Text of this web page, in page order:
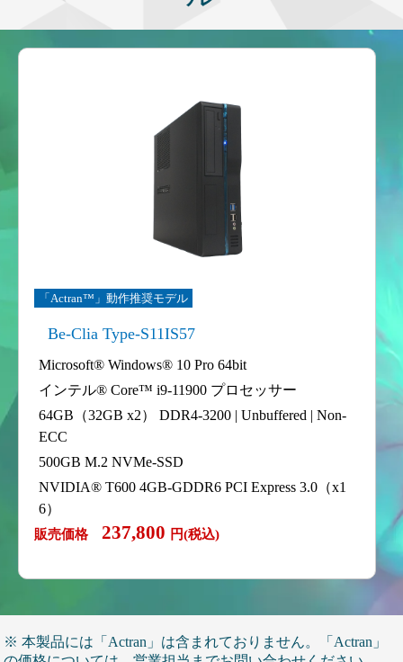
「Actran™」動作推奨モデル
Be-Clia Type-S11IS57
Microsoft® Windows® 10 Pro 64bit
インテル® Core™ i9-11900 プロセッサー
64GB（32GB x2） DDR4-3200 | Unbuffered | Non-
ECC
500GB M.2 NVMe-SSD
NVIDIA® T600 4GB-GDDR6 PCI Express 3.0（x1
6）
販売価格 237,800 円(税込)
※ 本製品には「Actran」は含まれておりません。「Actran」